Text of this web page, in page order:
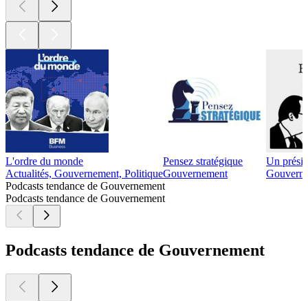
L'ordre du monde
Actualités, Gouvernement, Politique
Pensez stratégique
Gouvernement
Un
Podcasts tendance de Gouvernement
Podcasts tendance de Gouvernement
Podcasts tendance de Gouvernement